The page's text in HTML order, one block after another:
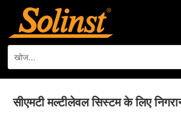
सीएमटी मल्टीलेवल सिस्टम के लिए